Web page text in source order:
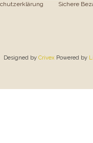
Sichere
Designed by Crivex Powered by